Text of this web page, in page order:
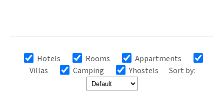
Hotels Rooms
Appartments
Villas
Camping Yhostels Sort by: